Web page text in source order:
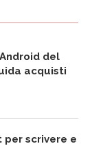
del
acquisti
scrivere e